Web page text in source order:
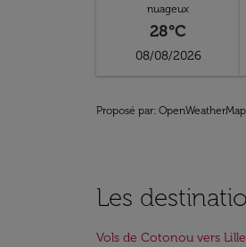
nuageux
28°C
08/08/2026
Proposé par:
Les
Vols de Cotonou vers Lille